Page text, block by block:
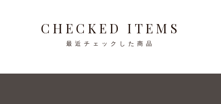
CHECKED ITEMS
最近チェックした商品